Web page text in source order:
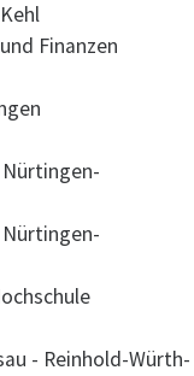
Finanzen
- Reinhold-Würth-